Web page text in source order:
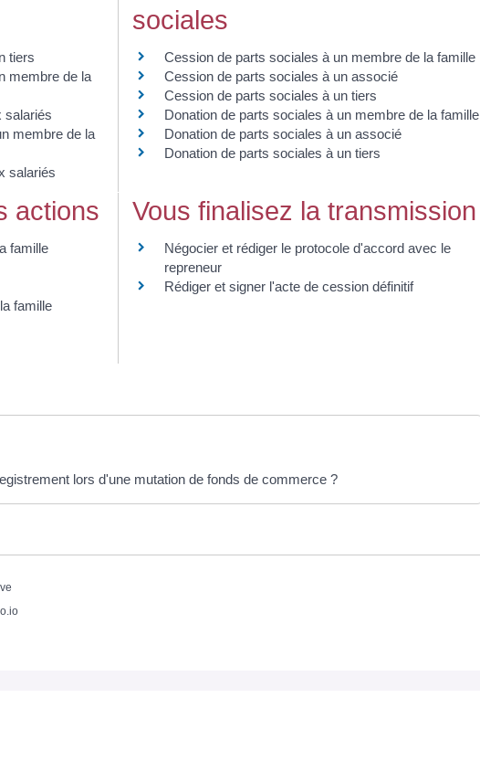
tiers
membre de la
salariés
membre de la
salariés
sociales
Cession de parts sociales à un membre de la famille
Cession de parts sociales à un associé
Cession de parts sociales à un tiers
Donation de parts sociales à un membre de la famille
Donation de parts sociales à un associé
Donation de parts sociales à un tiers
actions
famille
famille
Vous finalisez la transmission
Négocier et rédiger le protocole d'accord avec le
repreneur
Rédiger et signer l'acte de cession définitif
lors d'une mutation de fonds de commerce ?